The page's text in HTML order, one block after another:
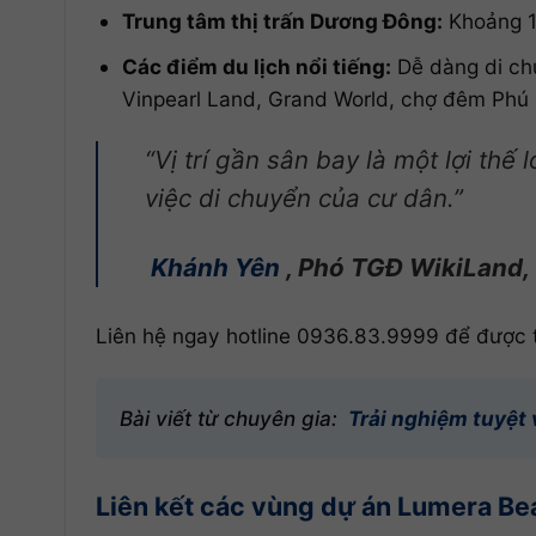
Trung tâm thị trấn Dương Đông: Khoảng
Các điểm du lịch nổi tiếng: Dễ dàng di
Vinpearl Land, Grand World, chợ đêm
“Vị trí gần sân bay là một lợi thế
việc di chuyển của cư dân.”
Khánh Yên , Phó TGĐ
Liên hệ ngay hotline 0936.83.9999 để được
Bài viết từ chuyên gia: Trải nghiệm tuyệt
Liên kết các vùng dự án Lumera